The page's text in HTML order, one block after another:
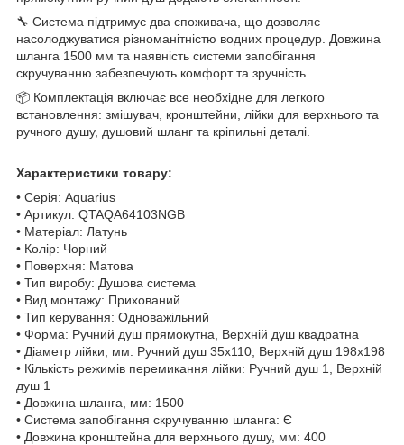
🔧 Система підтримує два споживача, що дозволяє
насолоджуватися різноманітністю водних процедур. Довжина
шланга 1500 мм та наявність системи запобігання
скручуванню забезпечують комфорт та зручність.
📦 Комплектація включає все необхідне для легкого
встановлення: змішувач, кронштейни, лійки для верхнього та
ручного душу, душовий шланг та кріпильні деталі.
Характеристики товару:
• Серія: Aquarius
• Артикул: QTAQA64103NGB
• Матеріал: Латунь
• Колір: Чорний
• Поверхня: Матова
• Тип виробу: Душова система
• Вид монтажу: Прихований
• Тип керування: Одноважільний
• Форма: Ручний душ прямокутна, Верхній душ квадратна
• Діаметр лійки, мм: Ручний душ 35х110, Верхній душ 198х198
• Кількість режимів перемикання лійки: Ручний душ 1, Верхній
душ 1
• Довжина шланга, мм: 1500
• Система запобігання скручуванню шланга: Є
• Довжина кронштейна для верхнього душу, мм: 400